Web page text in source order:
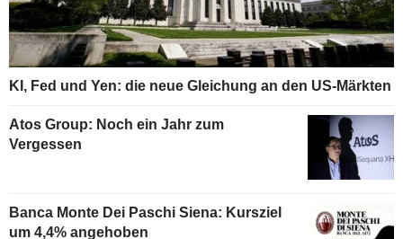
KI, Fed und Yen: die neue Gleichung an den US-Märkten
Atos Group: Noch ein Jahr zum
Vergessen
Banca Monte Dei Paschi Siena: Kursziel
um 4,4% angehoben